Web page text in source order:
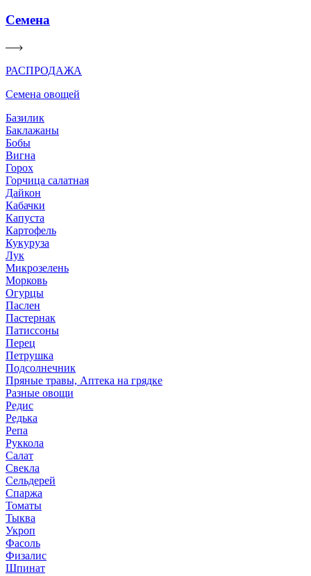
Семена
РАСПРОДАЖА
Семена овощей
Базилик
Баклажаны
Бобы
Вигна
Горох
Горчица салатная
Дайкон
Кабачки
Капуста
Картофель
Кукуруза
Лук
Микрозелень
Морковь
Огурцы
Паслен
Пастернак
Патиссоны
Перец
Петрушка
Подсолнечник
Пряные травы, Аптека на грядке
Разные овощи
Редис
Редька
Репа
Руккола
Салат
Свекла
Сельдерей
Спаржа
Томаты
Тыква
Укроп
Фасоль
Физалис
Шпинат